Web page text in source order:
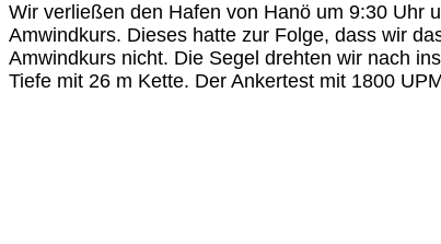
Wir verließen den Hafen von Hanö um 9:30 Uhr
Amwindkurs. Dieses hatte zur Folge, dass wir
Amwindkurs nicht. Die Segel drehten wir nach
Tiefe mit 26 m Kette. Der Ankertest mit 1800